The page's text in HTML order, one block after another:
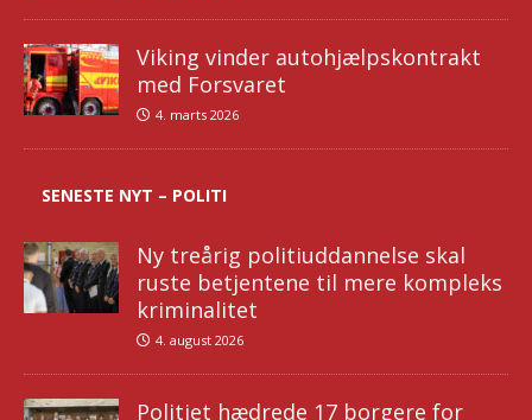
Viking vinder autohjælpskontrakt
med Forsvaret
4. marts 2026
SENESTE NYT – POLITI
Ny treårig politiuddannelse skal
ruste betjentene til mere kompleks
kriminalitet
4. august 2026
Politiet hædrede 17 borgere for